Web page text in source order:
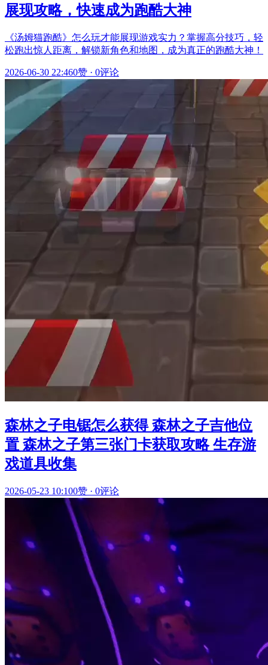
展现攻略，快速成为跑酷大神
《汤姆猫跑酷》怎么玩才能展现游戏实力？掌握高分技巧，轻
松跑出惊人距离，解锁新角色和地图，成为真正的跑酷大神！
2026-06-30 22:460赞 · 0评论
森林之子电锯怎么获得 森林之子吉他位
置 森林之子第三张门卡获取攻略 生存游
戏道具收集
2026-05-23 10:100赞 · 0评论